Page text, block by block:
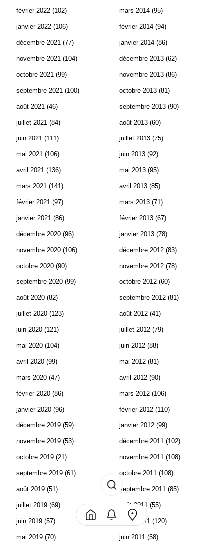
février 2022 (102)
janvier 2022 (106)
décembre 2021 (77)
novembre 2021 (104)
octobre 2021 (99)
septembre 2021 (100)
août 2021 (46)
juillet 2021 (84)
juin 2021 (111)
mai 2021 (106)
avril 2021 (136)
mars 2021 (141)
février 2021 (97)
janvier 2021 (86)
décembre 2020 (96)
novembre 2020 (106)
octobre 2020 (90)
septembre 2020 (99)
août 2020 (82)
juillet 2020 (123)
juin 2020 (121)
mai 2020 (104)
avril 2020 (99)
mars 2020 (47)
février 2020 (86)
janvier 2020 (96)
décembre 2019 (59)
novembre 2019 (53)
octobre 2019 (21)
septembre 2019 (61)
août 2019 (51)
juillet 2019 (69)
juin 2019 (57)
mai 2019 (70)
mars 2014 (95)
février 2014 (94)
janvier 2014 (86)
décembre 2013 (62)
novembre 2013 (86)
octobre 2013 (81)
septembre 2013 (90)
août 2013 (60)
juillet 2013 (75)
juin 2013 (92)
mai 2013 (95)
avril 2013 (85)
mars 2013 (71)
février 2013 (67)
janvier 2013 (78)
décembre 2012 (83)
novembre 2012 (78)
octobre 2012 (60)
septembre 2012 (81)
août 2012 (41)
juillet 2012 (79)
juin 2012 (88)
mai 2012 (81)
avril 2012 (90)
mars 2012 (106)
février 2012 (110)
janvier 2012 (99)
décembre 2011 (102)
novembre 2011 (108)
octobre 2011 (108)
septembre 2011 (85)
août 2011 (55)
juillet 2011 (120)
juin 2011 (58)